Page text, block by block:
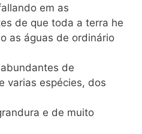
em as
de que toda a terra he
as águas de ordinário
de
varias espécies, dos
e de muito